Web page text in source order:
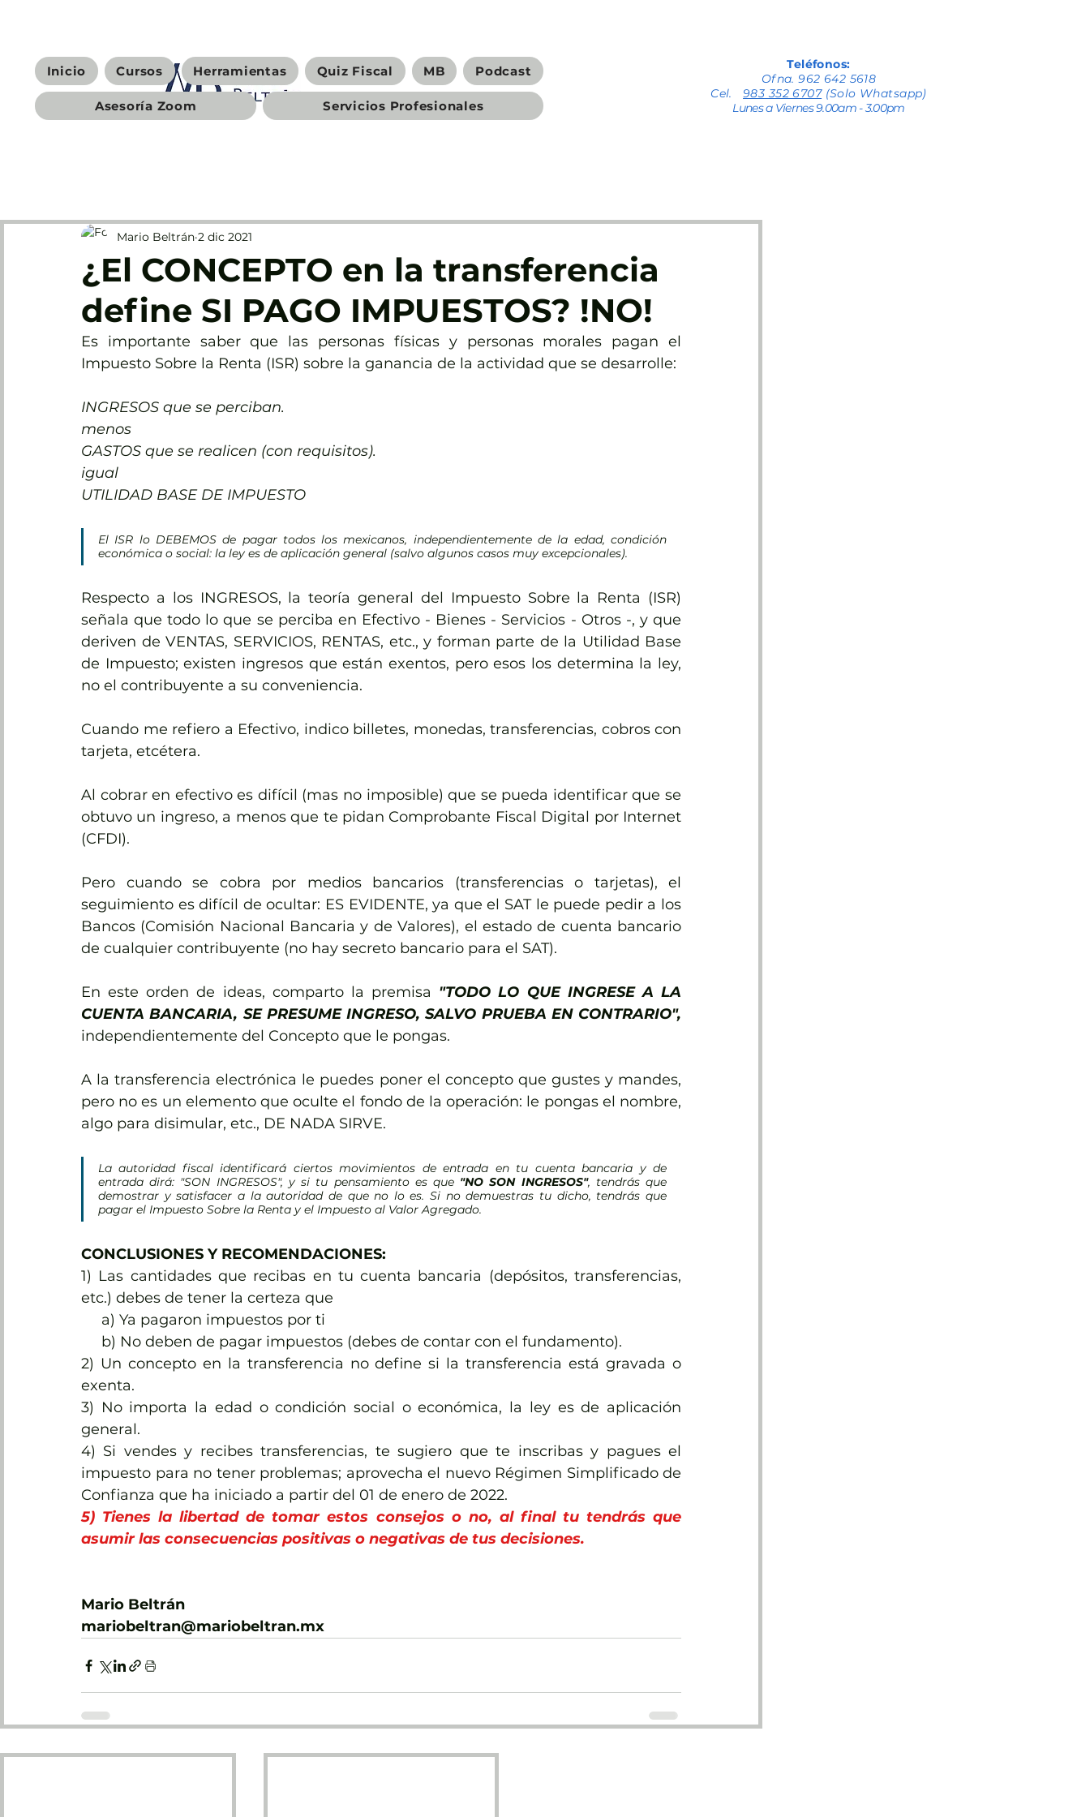
Inicio Cursos Herramientas Quiz Fiscal MB Podcast
Asesoría Zoom Servicios Profesionales
Teléfonos:
Ofna. 962 642 5618
Cel.983 352 6707(Solo Whatsapp)
Lunes a Viernes 9.00am - 3.00pm
¿El CONCEPTO en la transferencia
define SI PAGO IMPUESTOS? !NO!
Mario Beltrán 2 dic 2021
Es importante saber que las personas físicas y personas morales pagan el
Impuesto Sobre la Renta (ISR) sobre la ganancia de la actividad que se desarrolle:
INGRESOS que se perciban.
menos
GASTOS que se realicen (con requisitos).
igual
UTILIDAD BASE DE IMPUESTO
El ISR lo DEBEMOS de pagar todos los mexicanos, independientemente de la edad, condición
económica o social: la ley es de aplicación general (salvo algunos casos muy excepcionales).
Respecto a los INGRESOS, la teoría general del Impuesto Sobre la Renta (ISR)
señala que todo lo que se perciba en Efectivo - Bienes - Servicios - Otros -, y que
deriven de VENTAS, SERVICIOS, RENTAS, etc., y forman parte de la Utilidad Base
de Impuesto; existen ingresos que están exentos, pero esos los determina la ley,
no el contribuyente a su conveniencia.
Cuando me refiero a Efectivo, indico billetes, monedas, transferencias, cobros con
tarjeta, etcétera.
Al cobrar en efectivo es difícil (mas no imposible) que se pueda identificar que se
obtuvo un ingreso, a menos que te pidan Comprobante Fiscal Digital por Internet
(CFDI).
Pero cuando se cobra por medios bancarios (transferencias o tarjetas), el
seguimiento es difícil de ocultar: ES EVIDENTE, ya que el SAT le puede pedir a los
Bancos (Comisión Nacional Bancaria y de Valores), el estado de cuenta bancario
de cualquier contribuyente (no hay secreto bancario para el SAT).
En este orden de ideas, comparto la premisa "TODO LO QUE INGRESE A LA
CUENTA BANCARIA, SE PRESUME INGRESO, SALVO PRUEBA EN CONTRARIO",
independientemente del Concepto que le pongas.
A la transferencia electrónica le puedes poner el concepto que gustes y mandes,
pero no es un elemento que oculte el fondo de la operación: le pongas el nombre,
algo para disimular, etc., DE NADA SIRVE.
La autoridad fiscal identificará ciertos movimientos de entrada en tu cuenta bancaria y de
entrada dirá: "SON INGRESOS", y si tu pensamiento es que "NO SON INGRESOS", tendrás que
demostrar y satisfacer a la autoridad de que no lo es. Si no demuestras tu dicho, tendrás que
pagar el Impuesto Sobre la Renta y el Impuesto al Valor Agregado.
CONCLUSIONES Y RECOMENDACIONES:
1) Las cantidades que recibas en tu cuenta bancaria (depósitos, transferencias,
etc.) debes de tener la certeza que
     a) Ya pagaron impuestos por ti
     b) No deben de pagar impuestos (debes de contar con el fundamento).
2) Un concepto en la transferencia no define si la transferencia está gravada o
exenta.
3) No importa la edad o condición social o económica, la ley es de aplicación
general.
4) Si vendes y recibes transferencias, te sugiero que te inscribas y pagues el
impuesto para no tener problemas; aprovecha el nuevo Régimen Simplificado de
Confianza que ha iniciado a partir del 01 de enero de 2022.
5) Tienes la libertad de tomar estos consejos o no, al final tu tendrás que
asumir las consecuencias positivas o negativas de tus decisiones.
Mario Beltrán
mariobeltran@mariobeltran.mx